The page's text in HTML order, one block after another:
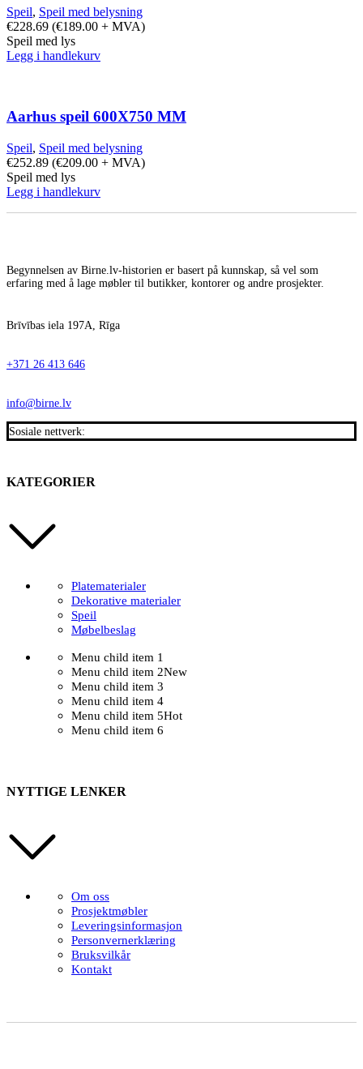
Speil, Speil med belysning
€228.69 (€189.00 + MVA)
Speil med lys
Legg i handlekurv
Aarhus speil 600X750 MM
Speil, Speil med belysning
€252.89 (€209.00 + MVA)
Speil med lys
Legg i handlekurv
Begynnelsen av Birne.lv-historien er basert på kunnskap, så vel som
erfaring med å lage møbler til butikker, kontorer og andre prosjekter.
Brīvības iela 197A, Rīga
+371 26 413 646
info@birne.lv
Sosiale nettverk:
KATEGORIER
Platematerialer
Dekorative materialer
Speil
Møbelbeslag
Menu child item 1
Menu child item 2New
Menu child item 3
Menu child item 4
Menu child item 5Hot
Menu child item 6
NYTTIGE LENKER
Om oss
Prosjektmøbler
Leveringsinformasjon
Personvernerklæring
Bruksvilkår
Kontakt